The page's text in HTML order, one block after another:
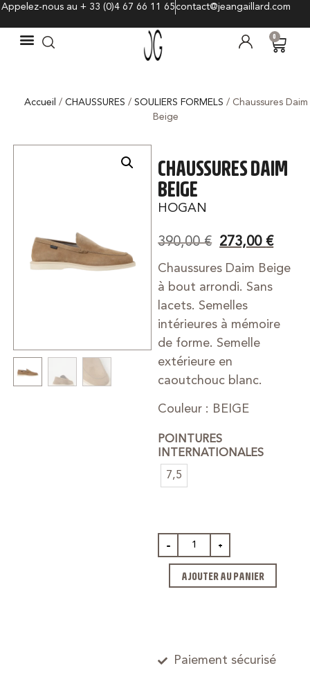
Appelez-nous au + 33 (0)4 67 66 11 65contact@jeangaillard.com
0
Accueil / CHAUSSURES / SOULIERS FORMELS / Chaussures Daim
Beige
CHAUSSURES DAIM
BEIGE
HOGAN
390,00€ 273,00€
Chaussures Daim Beige
à bout arrondi. Sans
lacets. Semelles
intérieures à mémoire
de forme. Semelle
extérieure en
caoutchouc blanc.
Couleur : BEIGE
POINTURES
INTERNATIONALES
7,5
- +
AJOUTER AU PANIER
Paiement sécurisé